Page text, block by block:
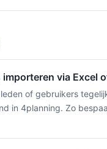
via Excel
of gebruikers
in 4planning. Zo